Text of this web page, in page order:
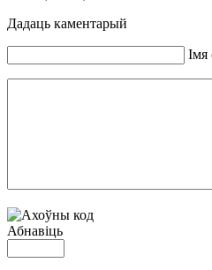
Дадаць каментарый
Iмя
Абнавіць